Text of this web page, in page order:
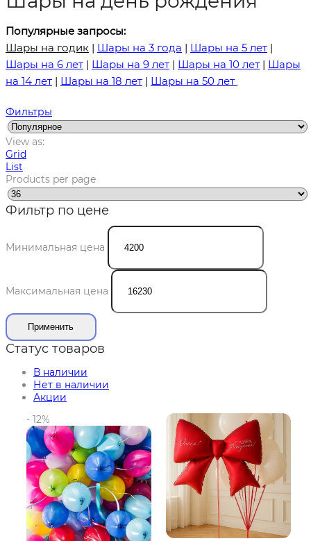
Популярные запросы:
Шары на годик | Шары на 3 года | Шары на 5 лет |
Шары на 6 лет | Шары на 9 лет | Шары на 10 лет | Шары
на 14 лет | Шары на 18 лет | Шары на 50 лет
Фильтры
View as:
Grid
List
Products per page
Фильтр по цене
Минимальная цена
Максимальная цена
Применить
Статус товаров
В наличии
Нет в наличии
Акции
- 12%